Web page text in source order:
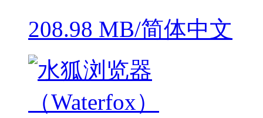
208.98 MB/简体中文